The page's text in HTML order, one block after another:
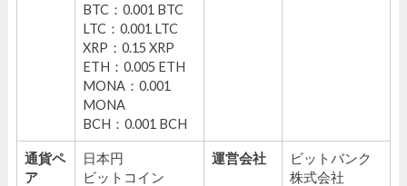
BTC：0.001 BTC
LTC：0.001 LTC
XRP：0.15 XRP
ETH：0.005 ETH
MONA：0.001
MONA
BCH：0.001 BCH
通貨ペ
ア
日本円
ビットコイン
運営会社
ビットバンク
株式会社